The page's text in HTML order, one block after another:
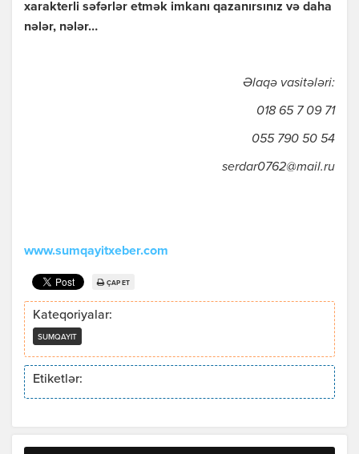
xarakterli səfərlər etmək imkanı qazanırsınız və daha
nələr, nələr…
Əlaqə vasitələri:
018 65 7 09 71
055 790 50 54
serdar0762@mail.ru
www.sumqayitxeber.com
ÇAP ET
Kateqoriyalar:
SUMQAYIT
Etiketlər: